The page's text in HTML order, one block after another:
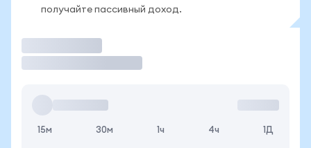
получайте пассивный доход.
15м 30м 1ч 4ч 1Д